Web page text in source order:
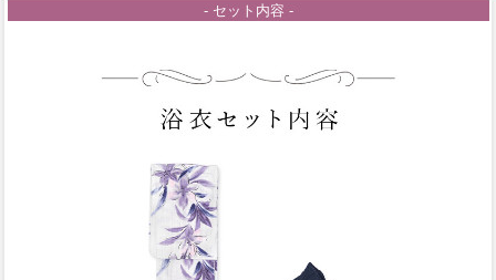
- セット内容 -